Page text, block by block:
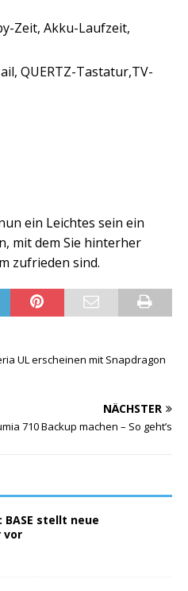
Zeit, Akku-Laufzeit,
QUERTZ-Tastatur,TV-
ein Leichtes sein ein
mit dem Sie hinterher
zufrieden sind.
UL erscheinen mit Snapdragon
NÄCHSTER
710 Backup machen – So geht’s
stellt neue
vor